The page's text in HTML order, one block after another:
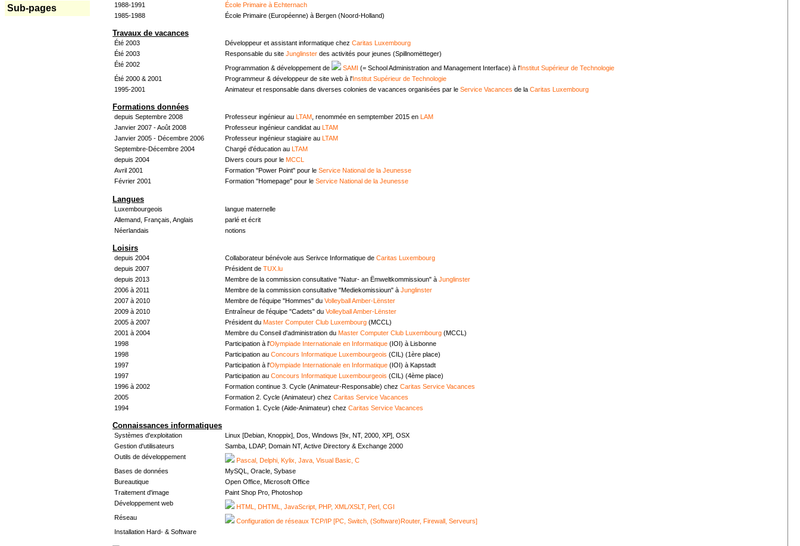
Sub-pages
1988-1991
École Primaire à Echternach
1985-1988
École Primaire (Européenne) à Bergen (Noord-Holland)
Travaux de vacances
Été 2003 Développeur et assistant informatique chez Caritas Luxembourg
Été 2003
Responsable du site Junglinster des activités pour jeunes (Spillnomëtteger)
Été 2002
Programmation & développement de SAMI (= School Administration and Management Interface) à l'Institut Supérieur de Technologie
Été 2000 & 2001
Programmeur & développeur de site web à l'Institut Supérieur de Technologie
1995-2001
Animateur et responsable dans diverses colonies de vacances organisées par le Service Vacances de la Caritas Luxembourg
Formations données
depuis Septembre 2008 Professeur ingénieur au LTAM , renommée en semptember 2015 en
LAM
Janvier 2007 - Août 2008
Professeur ingénieur candidat au
LTAM
Janvier 2005 - Décembre 2006
Professeur ingénieur stagiaire au
LTAM
Septembre-Décembre 2004
Chargé d'éducation au
LTAM
depuis 2004
Divers cours pour le MCCL
Avril 2001
Formation "Power Point" pour le Service National de la Jeunesse
Février 2001
Formation "Homepage" pour le Service National de la Jeunesse
Langues
Luxembourgeois
langue maternelle
Allemand, Français, Anglais
parlé et écrit
Néerlandais
notions
Loisirs
depuis 2004 Collaborateur bénévole aus Serivce Informatique de Caritas Luxembourg
depuis 2007
Président de TUX.lu
depuis 2013
Membre de la commission consultative "Natur- an Ëmweltkommissioun" à Junglinster
2006 à 2011
Membre de la commission consultative "Mediekomissioun" à Junglinster
2007 à 2010
Membre de l'équipe "Hommes" du Volleyball Amber-Lënster
2009 à 2010
Entraîneur de l'équipe "Cadets" du Volleyball Amber-Lënster
2005 à 2007
Président du Master Computer Club Luxembourg (MCCL)
2001 à 2004
Membre du Conseil d'administration du Master Computer Club Luxembourg (MCCL)
1998
Participation à l'Olympiade Internationale en Informatique (IOI) à Lisbonne
1998
Participation au Concours Informatique Luxembourgeois (CIL) (1ère place)
1997
Participation à l'Olympiade Internationale en Informatique (IOI) à Kapstadt
1997
Participation au Concours Informatique Luxembourgeois (CIL) (4ème place)
1996 à 2002
Formation continue 3. Cycle (Animateur-Responsable) chez Caritas Service Vacances
2005
Formation 2. Cycle (Animateur) chez Caritas Service Vacances
1994
Formation 1. Cycle (Aide-Animateur) chez Caritas Service Vacances
Connaissances informatiques
Systèmes d'exploitation
Linux [Debian, Knoppix], Dos, Windows [9x, NT, 2000, XP], OSX
Gestion d'utilisateurs
Samba, LDAP, Domain NT, Active Directory & Exchange 2000
Outils de développement
Pascal, Delphi, Kylix, Java, Visual Basic, C
Bases de données
MySQL, Oracle, Sybase
Bureautique
Open Office, Microsoft Office
Traitement d'image
Paint Shop Pro, Photoshop
Développement web
HTML, DHTML, JavaScript, PHP, XML/XSLT, Perl, CGI
Réseau
Configuration de réseaux TCP/IP [PC, Switch, (Software)Router, Firewall, Serveurs]
Installation Hard- & Software